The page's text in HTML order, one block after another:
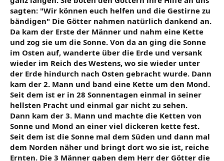
sagten: "Wir können euch helfen und die Gestirne zu
bändigen" Die Götter nahmen natürlich dankend an.
Da kam der Erste der Männer und nahm eine Kette
und zog sie um die Sonne. Von da an ging die Sonne
im Osten auf, wanderte über die Erde und versank
wieder im Reich des Westens, wo sie wieder unter
der Erde hindurch nach Osten gebracht wurde. Dann
kam der 2. Mann und band eine Kette um den Mond.
Seit dem ist er in 28 Sonnentagen einmal in seiner
hellsten Pracht und einmal gar nicht zu sehen.
Dann kam der 3. Mann und machte die Ketten von
Sonne und Mond an einer viel dickeren kette fest.
Seit dem ist die Sonne mal dem Süden und dann mal
dem Norden näher und bringt dort wo sie ist, reiche
Ernten. Die 3 Männer gaben dem Herr der Götter die